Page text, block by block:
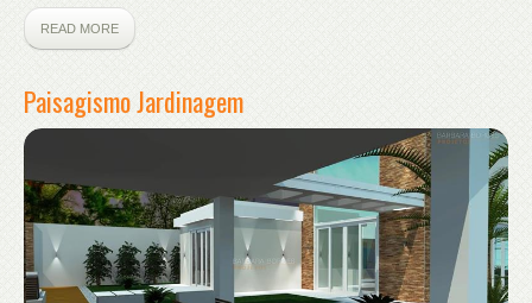
READ MORE
Paisagismo Jardinagem